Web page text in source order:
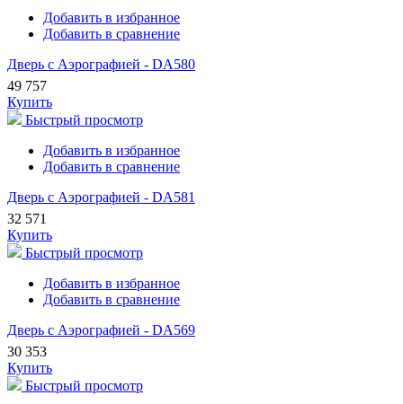
Добавить в избранное
Добавить в сравнение
Дверь с Аэрографией - DA580
49 757
Купить
Быстрый просмотр
Добавить в избранное
Добавить в сравнение
Дверь с Аэрографией - DA581
32 571
Купить
Быстрый просмотр
Добавить в избранное
Добавить в сравнение
Дверь с Аэрографией - DA569
30 353
Купить
Быстрый просмотр